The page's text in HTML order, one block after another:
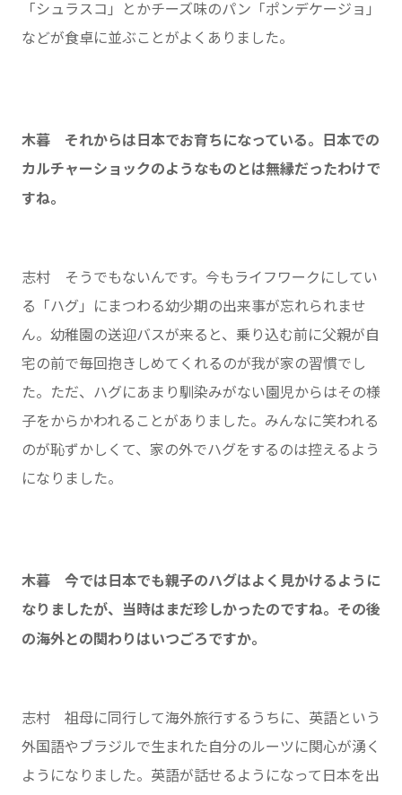
「シュラスコ」とかチーズ味のパン「ポンデケージョ」
などが食卓に並ぶことがよくありました。
木暮 それからは日本でお育ちになっている。日本での
カルチャーショックのようなものとは無縁だったわけで
すね。
志村 そうでもないんです。今もライフワークにしてい
る「ハグ」にまつわる幼少期の出来事が忘れられませ
ん。幼稚園の送迎バスが来ると、乗り込む前に父親が自
宅の前で毎回抱きしめてくれるのが我が家の習慣でし
た。ただ、ハグにあまり馴染みがない園児からはその様
子をからかわれることがありました。みんなに笑われる
のが恥ずかしくて、家の外でハグをするのは控えるよう
になりました。
木暮 今では日本でも親子のハグはよく見かけるように
なりましたが、当時はまだ珍しかったのですね。その後
の海外との関わりはいつごろですか。
志村 祖母に同行して海外旅行するうちに、英語という
外国語やブラジルで生まれた自分のルーツに関心が湧く
ようになりました。英語が話せるようになって日本を出